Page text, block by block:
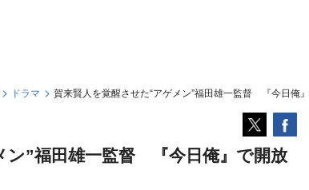
ドラマ 賀来賢人を覚醒させた“アゲメン”福田雄一監督 『今日俺
ン”福田雄一監督 『今日俺』で開放